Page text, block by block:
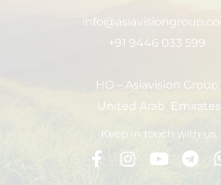
+91 9446 033 599
HO – Asiavision Group
United Arab Emirates
Keep in touch with us.